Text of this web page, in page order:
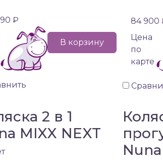
₽
В корзину
84 900
Цена
по
карте
2 в 1
MIXX NEXT